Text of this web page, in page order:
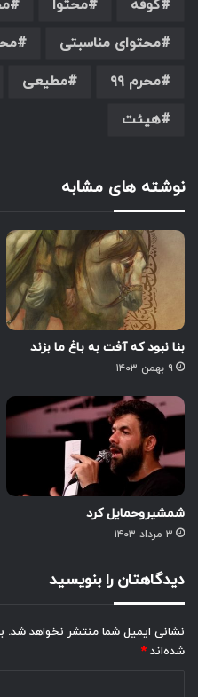
کوفه
محتوا
محتوای مناسبتی
محرم ۹۹
مطیعی
هیئت
نوشته های مشابه
بنا نبود که آفت به باغ ما بزند
۹ بهمن ۱۴۰۳
شمشیروحمایل کرد
۳ مرداد ۱۴۰۳
دیدگاهتان را بنویسید
نشانی ایمیل شما منتشر نخواهد شد.
شده‌اند *